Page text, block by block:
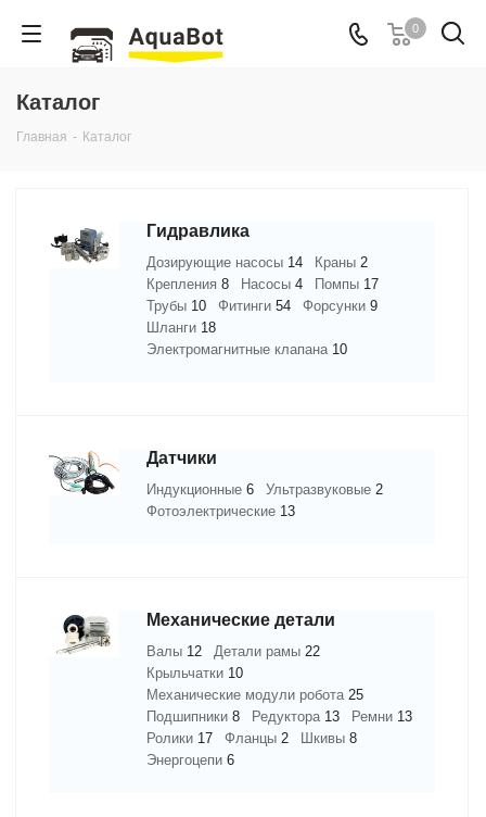
0
Каталог
Главная - Каталог
Гидравлика
Дозирующие насосы 14 Краны 2
Крепления 8 Насосы 4 Помпы 17
Трубы 10 Фитинги 54 Форсунки 9
Шланги 18
Электромагнитные клапана 10
Датчики
Индукционные 6 Ультразвуковые 2
Фотоэлектрические 13
Механические детали
Валы 12 Детали рамы 22
Крыльчатки 10
Механические модули робота 25
Подшипники 8 Редуктора 13 Ремни 13
Ролики 17 Фланцы 2 Шкивы 8
Энергоцепи 6